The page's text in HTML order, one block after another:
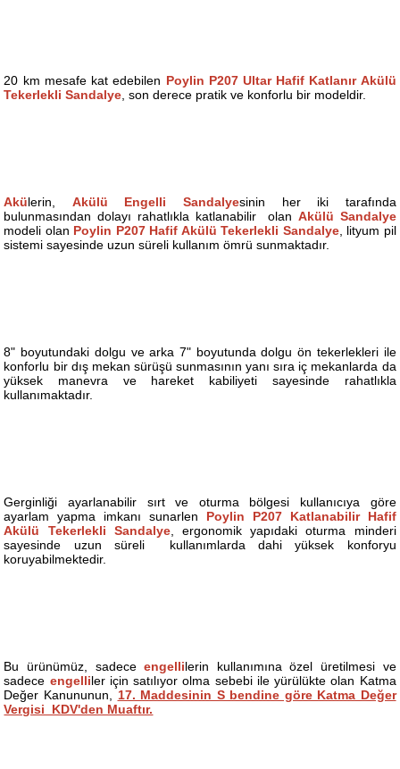
20 km mesafe kat edebilen Poylin P207 Ultar Hafif Katlanır Akülü
Tekerlekli Sandalye , son derece pratik ve konforlu bir modeldir.
Akülerin, Akülü Engelli Sandalyesinin her iki tarafında
bulunmasından dolayı rahatlıkla katlanabilir olan Akülü Sandalye
modeli olan Poylin P207 Hafif Akülü Tekerlekli Sandalye, lityum pil
sistemi sayesinde uzun süreli kullanım ömrü sunmaktadır.
8" boyutundaki dolgu ve arka 7" boyutunda dolgu ön tekerlekleri ile
konforlu bir dış mekan sürüşü sunmasının yanı sıra iç mekanlarda da
yüksek manevra ve hareket kabiliyeti sayesinde rahatlıkla
kullanımaktadır.
Gerginliği ayarlanabilir sırt ve oturma bölgesi kullanıcıya göre
ayarlam yapma imkanı sunarlen Poylin P207 Katlanabilir Hafif
Akülü Tekerlekli Sandalye, ergonomik yapıdaki oturma minderi
sayesinde uzun süreli kullanımlarda dahi yüksek konforyu
koruyabilmektedir.
Bu ürünümüz, sadece engellilerin kullanımına özel üretilmesi ve
sadece engelliler için satılıyor olma sebebi ile yürülükte olan Katma
Değer Kanununun,
17. Maddesinin S bendine göre Katma Değer
Vergisi KDV'den Muaftır.